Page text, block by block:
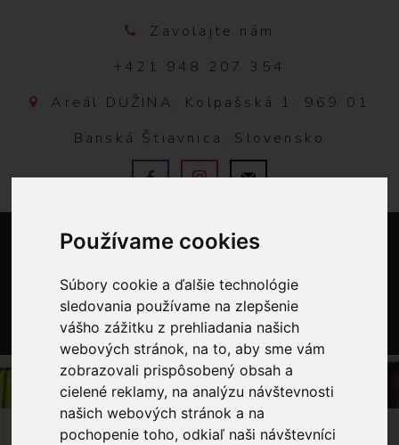
Používame cookies
Súbory cookie a ďalšie technológie
sledovania používame na zlepšenie
vášho zážitku z prehliadania našich
webových stránok, na to, aby sme vám
zobrazovali prispôsobený obsah a
cielené reklamy, na analýzu návštevnosti
našich webových stránok a na
pochopenie toho, odkiaľ naši návštevníci
Zavolajte nám
+421 948 207 354
Areál DUŽINA, Kolpašská 1, 969 01
Banská Štiavnica, Slovensko
OBCHOD BYTOVÝ TEXTIL A DEKORÁCIE